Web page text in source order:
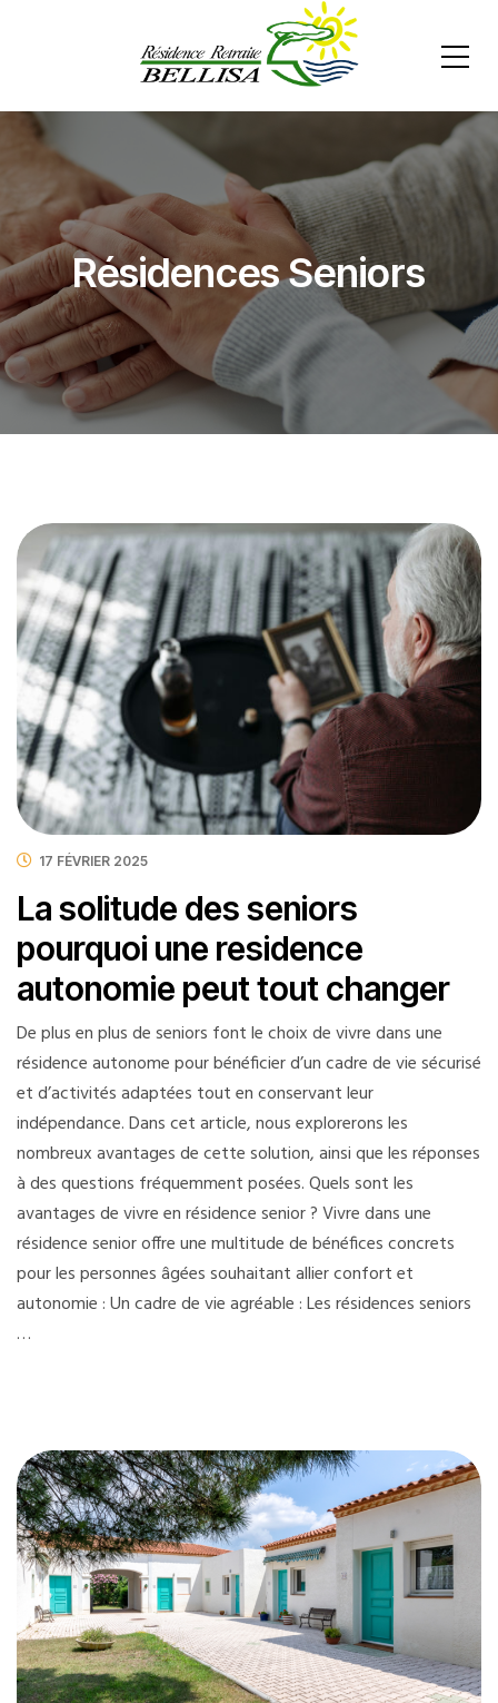
Résidences Seniors
17 FÉVRIER 2025
La solitude des seniors
pourquoi une residence
autonomie peut tout changer
De plus en plus de seniors font le choix de vivre dans une
résidence autonome pour bénéficier d’un cadre de vie sécurisé
et d’activités adaptées tout en conservant leur
indépendance. Dans cet article, nous explorerons les
nombreux avantages de cette solution, ainsi que les réponses
à des questions fréquemment posées. Quels sont les
avantages de vivre en résidence senior ? Vivre dans une
résidence senior offre une multitude de bénéfices concrets
pour les personnes âgées souhaitant allier confort et
autonomie : Un cadre de vie agréable : Les résidences seniors
…